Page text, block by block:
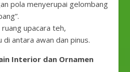
pola menyerupai gelombang
ruang upacara teh,
di antara awan dan pinus.
Interior dan Ornamen